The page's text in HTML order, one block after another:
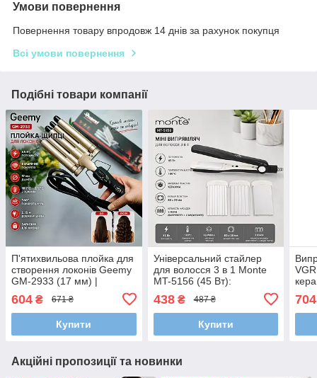
Умови повернення
Повернення товару впродовж 14 днів за рахунок покупця
Всі умови повернення
Подібні товари компанії
П'ятихвильова плойка для
створення локонів Geemy
GM-2933 (17 мм) |
температурні режими та
ручка Soft Touch
604 ₴ 671 ₴
Купити
Універсальний стайлер
для волосся 3 в 1 Monte
MT-5156 (45 Вт):
гофре (2 види хвиль)
438₴ 487 ₴
Купити
704
Акційні пропозиції та новинки